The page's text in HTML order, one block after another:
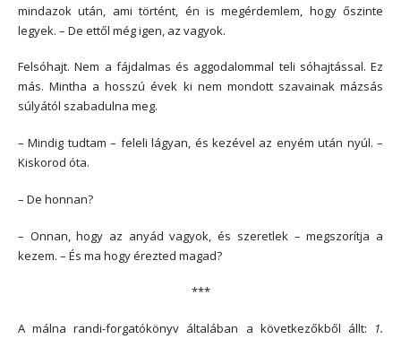
mindazok után, ami történt, én is megérdemlem, hogy őszinte
legyek. – De ettől még igen, az vagyok.
Felsóhajt. Nem a fájdalmas és aggodalommal teli sóhajtással. Ez
más. Mintha a hosszú évek ki nem mondott szavainak mázsás
súlyától szabadulna meg.
– Mindig tudtam – feleli lágyan, és kezével az enyém után nyúl. –
Kiskorod óta.
– De honnan?
– Onnan, hogy az anyád vagyok, és szeretlek – megszorítja a
kezem. – És ma hogy érezted magad?
***
A málna randi-forgatókönyv általában a következőkből állt:
1.